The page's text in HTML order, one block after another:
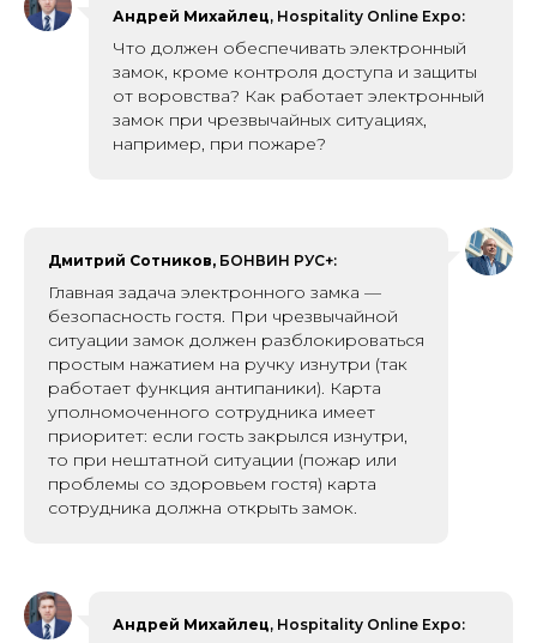
Андрей Михайлец, Hospitality Online Expo:
Что должен обеспечивать электронный
замок, кроме контроля доступа и защиты
от воровс тва? Как работает электронный
замок при чрезвычайных ситуациях,
например, при пожаре?
Дмитрий Сотников, БОНВИН РУС+:
Главная задача электронного замка —
безопасность гостя. При чрезвычайной
ситуации замок должен разблокироваться
простым нажатием на ручку изнутри (так
работает функция антипаники). Карта
уполномоченного сотрудника имеет
приоритет: если гость закрылся изнутри,
то при нештатной ситуации (пожар или
проблемы со здоровьем гостя) карта
сотрудника должна открыть замок.
Андрей Михайлец, Hospitality Online Expo: